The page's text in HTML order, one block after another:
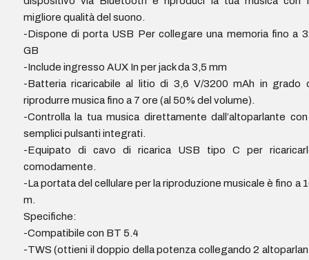
migliore qualità del suono.
-Dispone di porta USB Per collegare una memoria fino a
GB
-Include ingresso AUX In per jack da 3,5 mm
-Batteria ricaricabile al litio di 3,6 V/3200 mAh in grado
riprodurre musica fino a 7 ore (al 50% del volume).
-Controlla la tua musica direttamente dall’altoparlante
semplici pulsanti integrati.
-Equipato di cavo di ricarica USB tipo C per
comodamente.
-La portata del cellulare per la riproduzione musicale è fino a
m.
Specifiche:
-Compatibile con BT 5.4
-TWS (ottieni il doppio della potenza collegando 2